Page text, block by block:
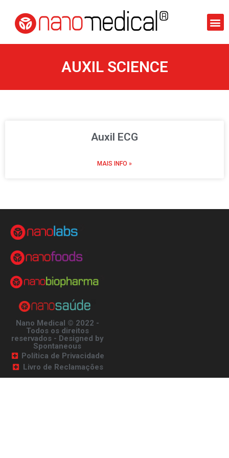
AUXIL SCIENCE
Auxil ECG
MAIS INFO »
Nano Medical © 2022 -
Todos os direitos
reservados - Designed by
Spontaneous
Política de Privacidade
Livro de Reclamações